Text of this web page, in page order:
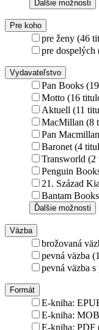
Ďalšie možnosti
Pre koho
pre ženy (46
pre
Vydavateľstvo
Pan Books
Motto (16
Aktuell (11
MacMillan (8
Pan
Baronet (4
Transworld (2
Penguin
21. Század
Bantam
Ďalšie možnosti
Väzba
brožovaná
pevná väzba
pevná väzba
Formát
E-kniha:
E-kniha:
E-kniha: PDF